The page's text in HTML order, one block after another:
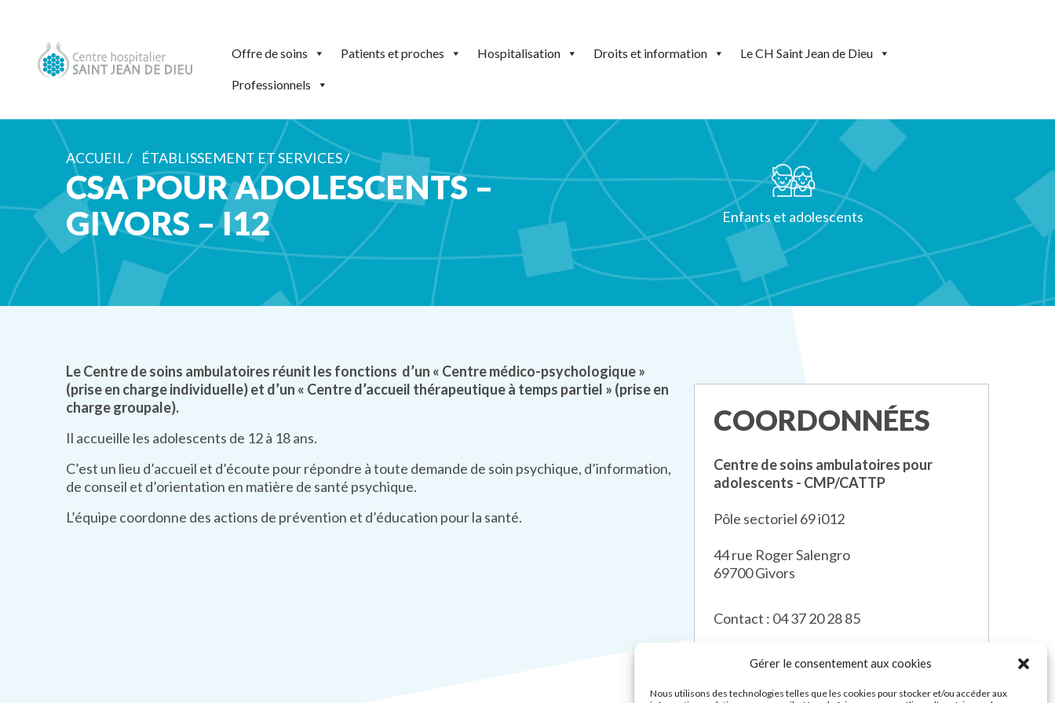
Gérer le consentement aux cookies
Nous utilisons des technologies telles que les cookies pour stocker et/ou accéder aux
Offre de soins Patients et proches Hospitalisation Droits et information Le CH Saint Jean de Dieu
Professionnels
ACCUEIL / ÉTABLISSEMENT ET SERVICES /
CSA POUR ADOLESCENTS –
GIVORS – I12
Enfants et adolescents
Le Centre de soins ambulatoires réunit les fonctions d’un « Centre médico-psychologique »
(prise en charge individuelle) et d’un « Centre d’accueil thérapeutique à temps partiel » (prise en
charge groupale).
Il accueille les adolescents de 12 à 18 ans.
C’est un lieu d’accueil et d’écoute pour répondre à toute demande de soin psychique, d’information,
de conseil et d’orientation en matière de santé psychique.
L’équipe coordonne des actions de prévention et d’éducation pour la santé.
COORDONNÉES
Centre de soins ambulatoires pour
adolescents - CMP/CATTP
Pôle sectoriel 69 i012
44 rue Roger Salengro
69700 Givors
Contact : 04 37 20 28 85